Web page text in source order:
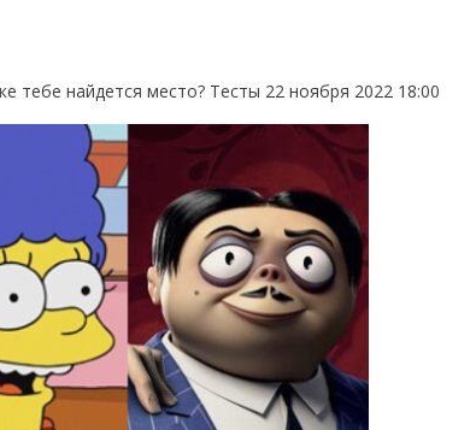
тебе найдется место? Тесты 22 ноября 2022 18:00